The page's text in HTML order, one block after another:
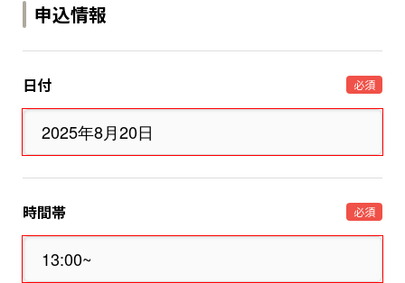
申込情報
日付 必須
時間帯 必須